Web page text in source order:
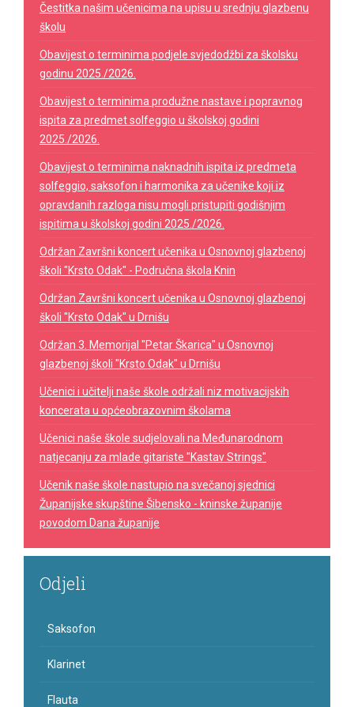
Čestitka našim učenicima na upisu u srednju glazbenu
školu
Obavijest o terminima podjele svjedodžbi za školsku
godinu 2025./2026.
Obavijest o terminima produžne nastave i popravnog
ispita za predmet solfeggio u školskoj godini
2025./2026.
Obavijest o terminima naknadnih ispita iz predmeta
solfeggio, saksofon i harmonika za učenike koji iz
opravdanih razloga nisu mogli pristupiti godišnjim
ispitima u školskoj godini 2025./2026.
Održan Završni koncert učenika u Osnovnoj glazbenoj
školi "Krsto Odak" - Područna škola Knin
Održan Završni koncert učenika u Osnovnoj glazbenoj
školi "Krsto Odak" u Drnišu
Održan 3. Memorijal "Petar Škarica" u Osnovnoj
glazbenoj školi "Krsto Odak" u Drnišu
Učenici i učitelji naše škole održali niz motivacijskih
koncerata u općeobrazovnim školama
Učenici naše škole sudjelovali na Međunarodnom
natjecanju za mlade gitariste "Kastav Strings"
Učenik naše škole nastupio na svečanoj sjednici
Županijske skupštine Šibensko - kninske županije
povodom Dana županije
Odjeli
Saksofon
Klarinet
Flauta